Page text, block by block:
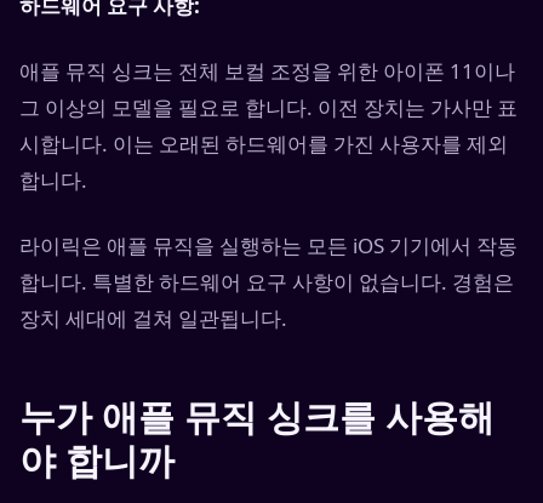
애플 뮤직 싱크는 전체 보컬 조정을 위한 아이폰 11이나
그 이상의 모델을 필요로 합니다. 이전 장치는 가사만 표
시합니다. 이는 오래된 하드웨어를 가진 사용자를 제외
합니다.
라이릭은 애플 뮤직을 실행하는 모든 iOS 기기에서 작동
합니다. 특별한 하드웨어 요구 사항이 없습니다. 경험은
장치 세대에 걸쳐 일관됩니다.
누가 애플 뮤직 싱크를 사용해
야 합니까